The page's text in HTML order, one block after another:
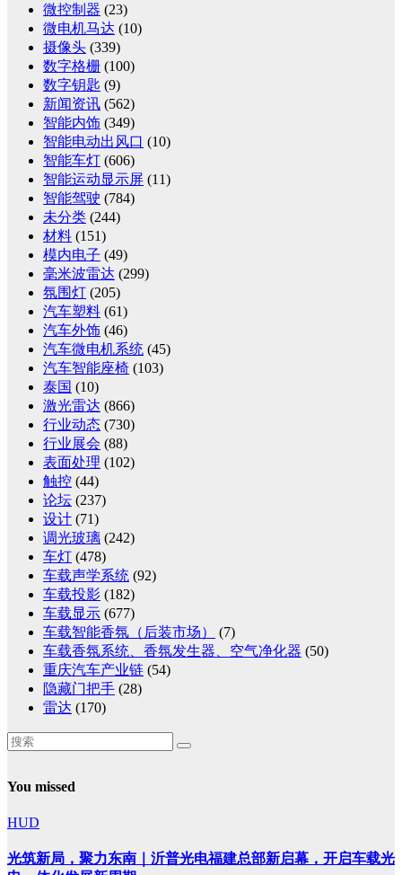
微控制器 (23)
微电机马达 (10)
摄像头 (339)
数字格栅 (100)
数字钥匙 (9)
新闻资讯 (562)
智能内饰 (349)
智能电动出风口 (10)
智能车灯 (606)
智能运动显示屏 (11)
智能驾驶 (784)
未分类 (244)
材料 (151)
模内电子 (49)
毫米波雷达 (299)
氛围灯 (205)
汽车塑料 (61)
汽车外饰 (46)
汽车微电机系统 (45)
汽车智能座椅 (103)
泰国 (10)
激光雷达 (866)
行业动态 (730)
行业展会 (88)
表面处理 (102)
触控 (44)
论坛 (237)
设计 (71)
调光玻璃 (242)
车灯 (478)
车载声学系统 (92)
车载投影 (182)
车载显示 (677)
车载智能香氛（后装市场）
(7)
车载香氛系统、香氛发生器、空气净化器 (50)
重庆汽车产业链 (54)
隐藏门把手 (28)
雷达 (170)
You missed
HUD
光筑新局，聚力东南｜沂普光电福建总部新启幕，开启车载光